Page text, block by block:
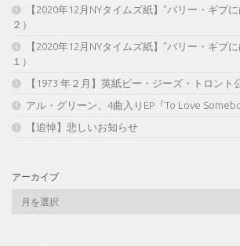
【2020年12月NYタイムズ紙】”バリー・ギブ
２）
【2020年12月NYタイムズ紙】”バリー・ギブ
１）
【1973 年２月】英紙ビー・ジーズ・トロント
アル・グリーン、4曲入りEP『To Love
【追悼】悲しいお知らせ
アーカイブ